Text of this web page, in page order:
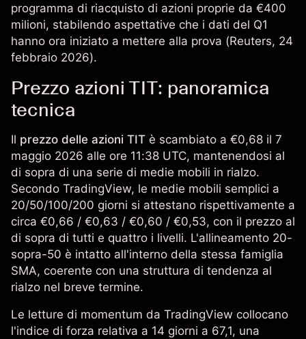
programma di riacquisto di azioni proprie da €400
milioni, stabilendo aspettative che i dati del Q1
hanno ora iniziato a mettere alla prova (Reuters, 24
febbraio 2026).
Prezzo azioni TIT: panoramica
tecnica
Il prezzo delle azioni TIT è scambiato a €0,68 il 7
maggio 2026 alle ore 11:38 UTC, mantenendosi al
di sopra di una serie di medie mobili in rialzo.
Secondo TradingView, le medie mobili semplici a
20/50/100/200 giorni si attestano rispettivamente a
circa €0,66 / €0,63 / €0,60 / €0,53, con il prezzo al
di sopra di tutti e quattro i livelli. L'allineamento 20-
sopra-50 è intatto all'interno della stessa famiglia
SMA, coerente con una struttura di tendenza al
rialzo nel breve termine.
Le letture di momentum da TradingView collocano
l'indice di forza relativa a 14 giorni a 67,1, una